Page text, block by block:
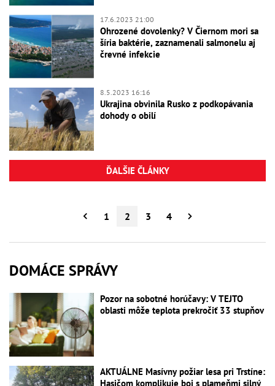
17.6.2023 21:00
Ohrozené dovolenky? V Čiernom mori sa
šíria baktérie, zaznamenali salmonelu aj
črevné infekcie
8.5.2023 16:16
Ukrajina obvinila Rusko z podkopávania
dohody o obilí
ĎALŠIE ČLÁNKY
1 2 3 4
DOMÁCE SPRÁVY
Pozor na sobotné horúčavy: V TEJTO
oblasti môže teplota prekročiť 33 stupňov
AKTUÁLNE Masívny požiar lesa pri Trstíne:
Hasičom komplikuje boj s plameňmi silný